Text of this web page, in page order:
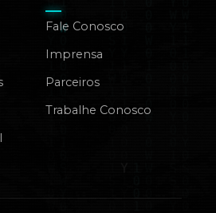
Fale Conosco
Imprensa
Parceiros
Trabalhe Conosco